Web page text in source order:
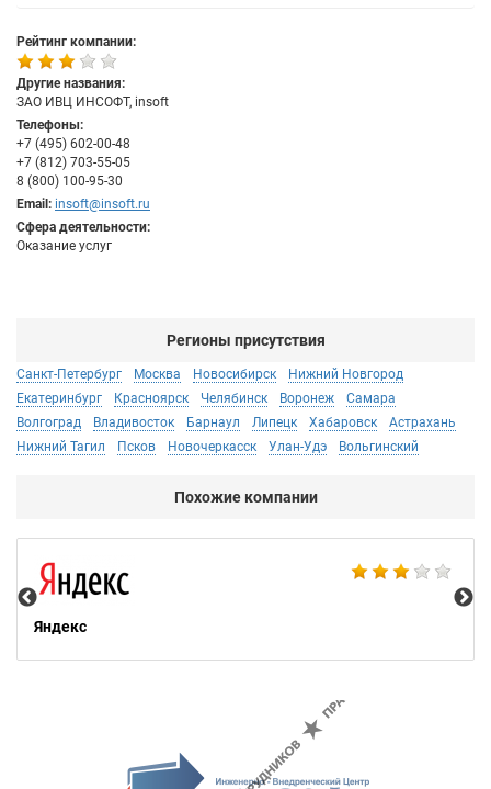
Рейтинг компании:
Другие названия:
ЗАО ИВЦ ИНСОФТ, insoft
Телефоны:
+7 (495) 602-00-48
+7 (812) 703-55-05
8 (800) 100-95-30
Email: insoft@insoft.ru
Сфера деятельности:
Оказание услуг
Регионы присутствия
Санкт-Петербург Москва Новосибирск
Нижний Новгород
Екатеринбург
Красноярск Челябинск Воронеж
Самара
Волгоград
Владивосток Барнаул Липецк Хабаровск
Астрахань
Нижний Тагил
Псков Новочеркасск Улан-Удэ Вольгинский
Похожие компании
Яндекс